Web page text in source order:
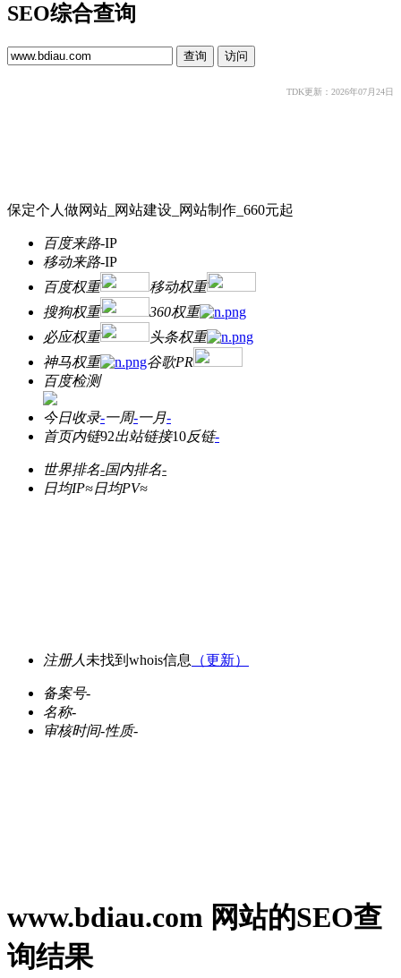
SEO综合查询
TDK更新：2026年07月24日
保定个人做网站_网站建设_网站制作_660元起
百度来路-IP
移动来路-IP
百度权重
移动权重
搜狗权重
360权重
必应权重
头条权重
神马权重
谷歌PR
百度检测
今日收录-一周-一月-
首页内链92出站链接10反链-
世界排名-国内排名-
日均IP≈日均PV≈
注册人 未找到whois信息 （更新）
备案号-
名称-
审核时间-性质-
www.bdiau.com 网站的SEO查
询结果